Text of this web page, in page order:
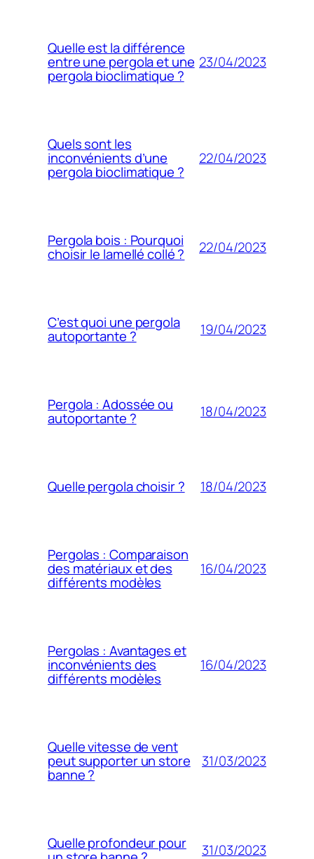
Quelle est la différence
entre une pergola et une
pergola bioclimatique ?
23/04/2023
Quels sont les
inconvénients d’une
pergola bioclimatique ?
22/04/2023
Pergola bois : Pourquoi
choisir le lamellé collé ? 22/04/2023
C’est quoi une pergola
autoportante ? 19/04/2023
Pergola : Adossée ou
autoportante ? 18/04/2023
Quelle pergola choisir ? 18/04/2023
Pergolas : Comparaison
des matériaux et des
différents modèles
16/04/2023
Pergolas : Avantages et
inconvénients des
différents modèles
16/04/2023
Quelle vitesse de vent
peut supporter un store
banne ?
31/03/2023
Quelle profondeur pour 31/03/2023